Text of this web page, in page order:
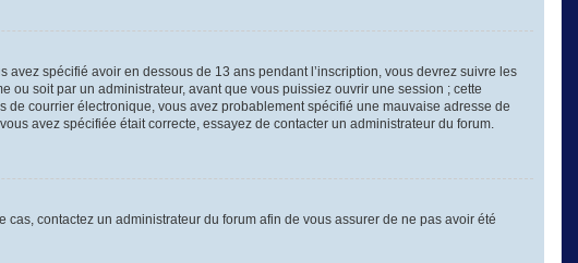
spécifié avoir en dessous de 13 ans pendant l’inscription, vous devrez suivre les
soit par un administrateur, avant que vous puissiez ouvrir une session ; cette
courrier électronique, vous avez probablement spécifié une mauvaise adresse de
avez spécifiée était correcte, essayez de contacter un administrateur du forum.
contactez un administrateur du forum afin de vous assurer de ne pas avoir été